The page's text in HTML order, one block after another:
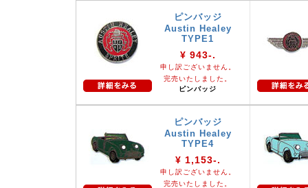
ピンバッジ
Austin Healey
TYPE1
¥ 943-.
申し訳ございません。
完売いたしました。
ピンバッジ
ピンバッジ
Austin Healey
TYPE4
¥ 1,153-.
申し訳ございません。
完売いたしました。